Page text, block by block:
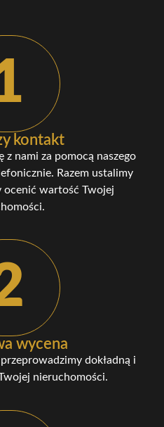
kontakt
z nami za pomocą naszego
Razem ustalimy
ocenić wartość Twojej
wycena
dokładną i
nieruchomości.